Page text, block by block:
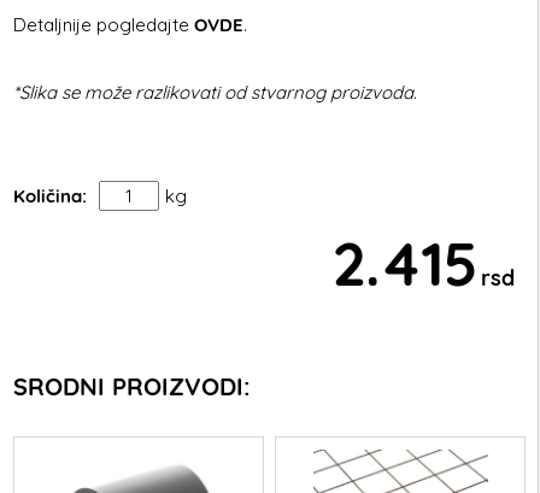
Detaljnije pogledajteOVDE.
*Slika se može razlikovati od stvarnog proizvoda.
Količina: kg
2.415 rsd
SRODNI PROIZVODI: